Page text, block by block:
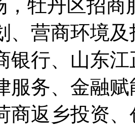
，牡丹区招商
、营商环境
银行、山东
服务、金融
商返乡投资